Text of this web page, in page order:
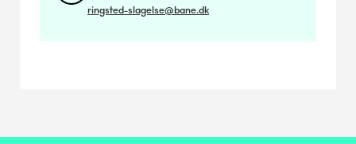
ringsted-slagelse@bane.dk